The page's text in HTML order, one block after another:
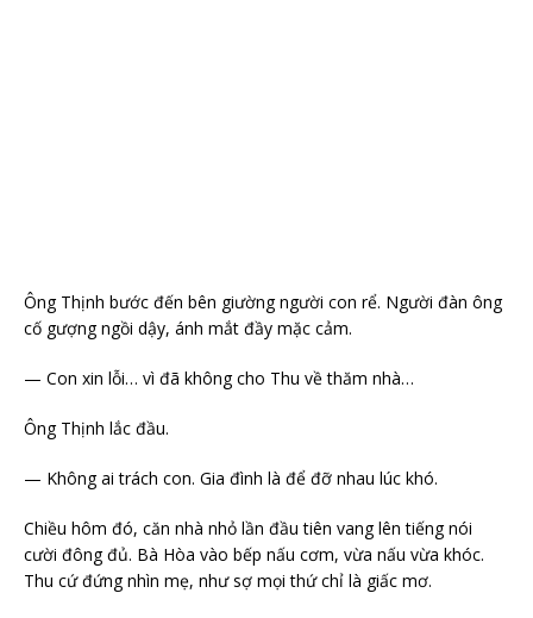
Ông Thịnh bước đến bên giường người con rể. Người đàn ông
cố gượng ngồi dậy, ánh mắt đầy mặc cảm.
— Con xin lỗi… vì đã không cho Thu về thăm nhà…
Ông Thịnh lắc đầu.
— Không ai trách con. Gia đình là để đỡ nhau lúc khó.
Chiều hôm đó, căn nhà nhỏ lần đầu tiên vang lên tiếng nói
cười đông đủ. Bà Hòa vào bếp nấu cơm, vừa nấu vừa khóc.
Thu cứ đứng nhìn mẹ, như sợ mọi thứ chỉ là giấc mơ.